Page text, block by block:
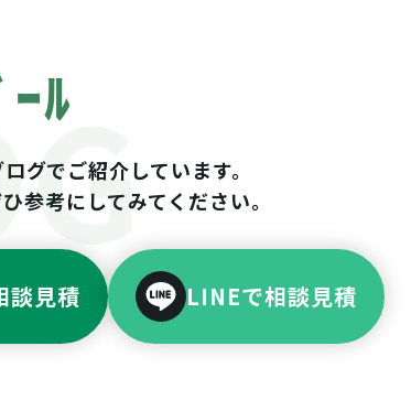
ﾙ
グでご紹介しています。
参考にしてみてください。
談見積 LINEで相談見積